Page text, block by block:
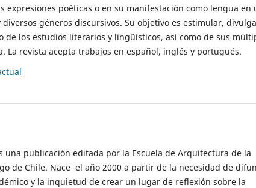
expresiones poéticas o en su manifestación como lengua en
géneros discursivos. Su objetivo es estimular,
los estudios literarios y lingüísticos, así como de sus
La revista acepta trabajos en español, inglés y portugués.
una publicación editada por la Escuela de Arquitectura de la
de Chile. Nace el año 2000 a partir de la necesidad de
y la inquietud de crear un lugar de reflexión sobre la